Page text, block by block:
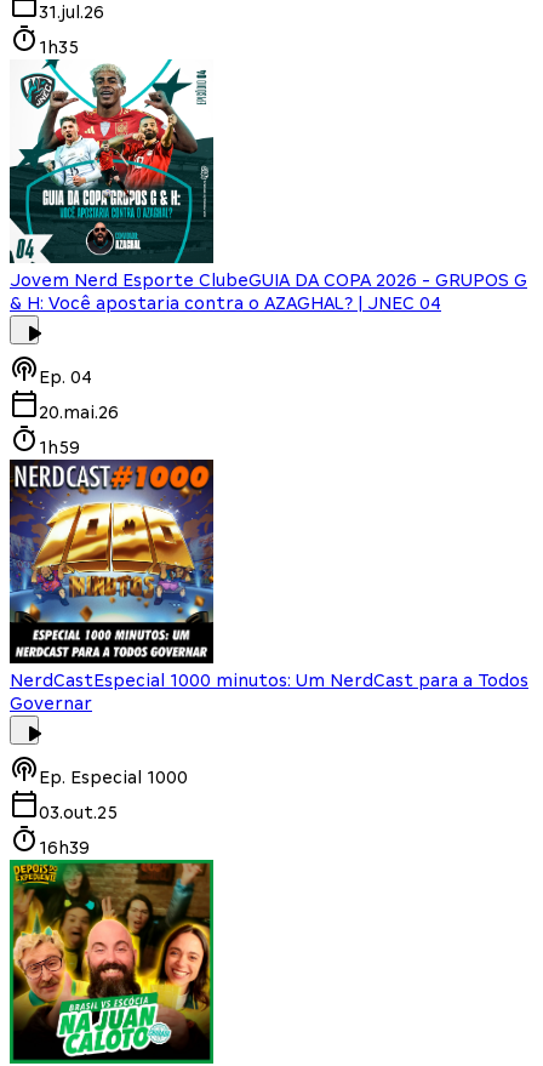
31.jul.26
1h35
Jovem Nerd Esporte ClubeGUIA DA COPA 2026 - GRUPOS G
& H: Você apostaria contra o AZAGHAL? | JNEC 04
Ep. 04
20.mai.26
1h59
NerdCastEspecial 1000 minutos: Um NerdCast para a Todos
Governar
Ep. Especial 1000
03.out.25
16h39